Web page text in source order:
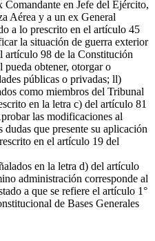
en Jefe del Ejército,
Aérea y a un ex General
a lo prescrito en el artículo 45
la situación de guerra exterior
artículo 98 de la Constitución
obtener, otorgar o
públicas o privadas; ll)
como miembros del Tribunal
en la letra c) del artículo 81
las modificaciones al
que presente su aplicación
en el artículo 19 del
en la letra d) del artículo
administración corresponde al
a que se refiere el artículo 1°
de Bases Generales